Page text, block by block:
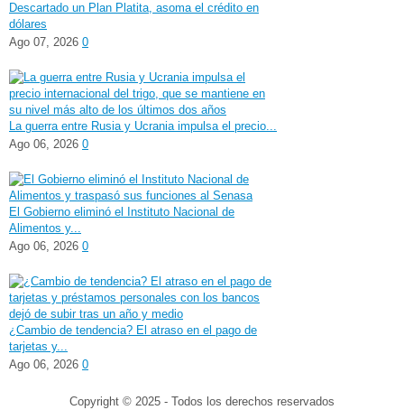
Descartado un Plan Platita, asoma el crédito en
dólares
Ago 07, 2026 0
La guerra entre Rusia y Ucrania impulsa el precio...
Ago 06, 2026 0
El Gobierno eliminó el Instituto Nacional de
Alimentos y...
Ago 06, 2026 0
¿Cambio de tendencia? El atraso en el pago de
tarjetas y...
Ago 06, 2026 0
Copyright © 2025 - Todos los derechos reservados